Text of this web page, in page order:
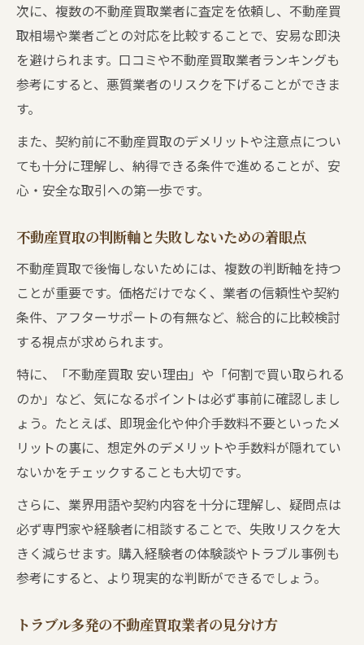
次に、複数の不動産買取業者に査定を依頼し、不動産買
取相場や業者ごとの対応を比較することで、安易な即決
を避けられます。口コミや不動産買取業者ランキングも
参考にすると、悪質業者のリスクを下げることができま
す。
また、契約前に不動産買取のデメリットや注意点につい
ても十分に理解し、納得できる条件で進めることが、安
心・安全な取引への第一歩です。
不動産買取の判断軸と失敗しないための着眼点
不動産買取で後悔しないためには、複数の判断軸を持つ
ことが重要です。価格だけでなく、業者の信頼性や契約
条件、アフターサポートの有無など、総合的に比較検討
する視点が求められます。
特に、「不動産買取 安い理由」や「何割で買い取られる
のか」など、気になるポイントは必ず事前に確認しまし
ょう。たとえば、即現金化や仲介手数料不要といったメ
リットの裏に、想定外のデメリットや手数料が隠れてい
ないかをチェックすることも大切です。
さらに、業界用語や契約内容を十分に理解し、疑問点は
必ず専門家や経験者に相談することで、失敗リスクを大
きく減らせます。購入経験者の体験談やトラブル事例も
参考にすると、より現実的な判断ができるでしょう。
トラブル多発の不動産買取業者の見分け方